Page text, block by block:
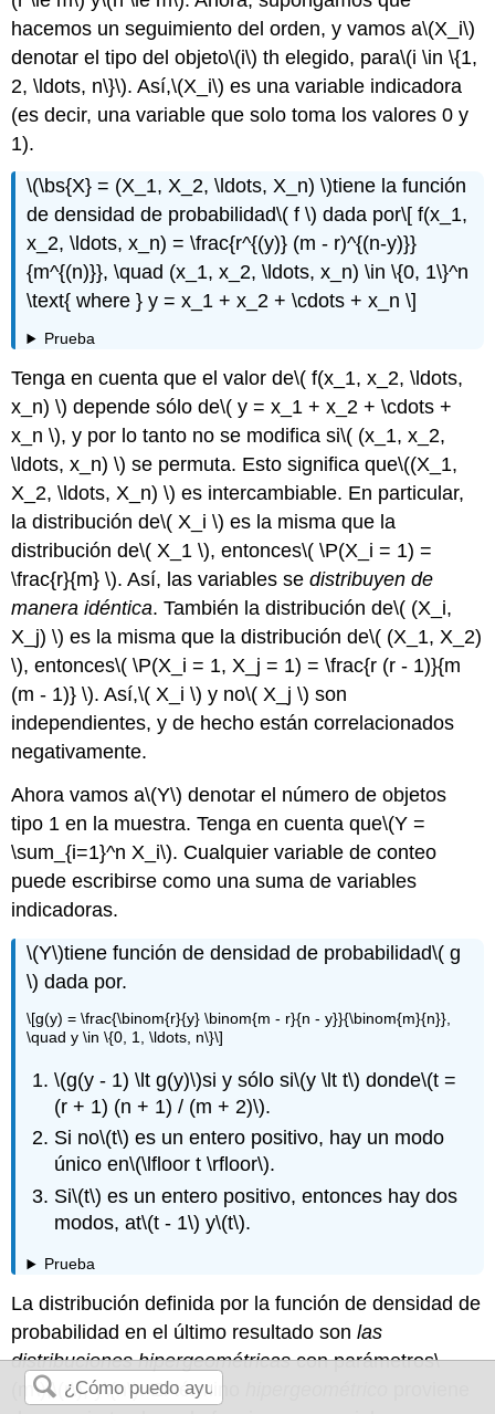
hacemos un seguimiento del orden, y vamos a\(X_i\)
denotar el tipo del objeto\(i\) th elegido, para\(i \in \{1,
2, \ldots, n\}\). Así,\(X_i\) es una variable indicadora
(es decir, una variable que solo toma los valores 0 y
1).
\(\bs{X} = (X_1, X_2, \ldots, X_n) \)tiene la función
de densidad de probabilidad\( f \) dada por\[ f(x_1,
x_2, \ldots, x_n) = \frac{r^{(y)} (m - r)^{(n-y)}}
{m^{(n)}}, \quad (x_1, x_2, \ldots, x_n) \in \{0, 1\}^n
\text{ where } y = x_1 + x_2 + \cdots + x_n \]
Prueba
Tenga en cuenta que el valor de\( f(x_1, x_2, \ldots,
x_n) \) depende sólo de\( y = x_1 + x_2 + \cdots +
x_n \), y por lo tanto no se modifica si\( (x_1, x_2,
\ldots, x_n) \) se permuta. Esto significa que\((X_1,
X_2, \ldots, X_n) \) es intercambiable. En particular,
la distribución de\( X_i \) es la misma que la
distribución de\( X_1 \), entonces\( \P(X_i = 1) =
\frac{r}{m} \). Así, las variables sedistribuyen de
manera idéntica. También la distribución de\( (X_i,
X_j) \) es la misma que la distribución de\( (X_1, X_2)
\), entonces\( \P(X_i = 1, X_j = 1) = \frac{r (r - 1)}{m
(m - 1)} \). Así,\( X_i \) y no\( X_j \) son
independientes, y de hecho están correlacionados
negativamente.
Ahora vamos a\(Y\) denotar el número de objetos
tipo 1 en la muestra. Tenga en cuenta que\(Y =
\sum_{i=1}^n X_i\). Cualquier variable de conteo
puede escribirse como una suma de variables
indicadoras.
\(Y\)tiene función de densidad de probabilidad\( g
\) dada por.
\[g(y) = \frac{\binom{r}{y} \binom{m - r}{n - y}}{\binom{m}{n}},
\quad y \in \{0, 1, \ldots, n\}\]
\(g(y - 1) \lt g(y)\)si y sólo si\(y \lt t\) donde\(t =
(r + 1) (n + 1) / (m + 2)\).
Si no\(t\) es un entero positivo, hay un modo
único en\(\lfloor t \rfloor\).
Si\(t\) es un entero positivo, entonces hay dos
modos, at\(t - 1\) y\(t\).
Prueba
La distribución definida por la función de densidad de
probabilidad en el último resultado sonlas
distribuciones hipergeométricascon parámetros\
(m\),\(r\), y\(n\). El término